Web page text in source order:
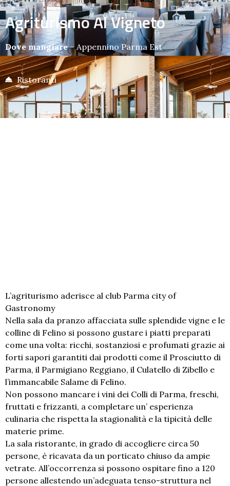
Agriturismo Al Vigneto
Dove mangiare–Appennino Parma Est
Ristoranti
L’agriturismo aderisce al club Parma city of
Gastronomy
Nella sala da pranzo affacciata sulle splendide vigne e le
colline di Felino si possono gustare i piatti preparati
come una volta: ricchi, sostanziosi e profumati grazie ai
forti sapori garantiti dai prodotti come il Prosciutto di
Parma, il Parmigiano Reggiano, il Culatello di Zibello e
l’immancabile Salame di Felino.
Non possono mancare i vini dei Colli di Parma, freschi,
fruttati e frizzanti, a completare un’ esperienza
culinaria che rispetta la stagionalità e la tipicità delle
materie prime.
La sala ristorante, in grado di accogliere circa 50
persone, è ricavata da un porticato chiuso da ampie
vetrate. All’occorrenza si possono ospitare fino a 120
persone allestendo un’adeguata tenso-struttura nel